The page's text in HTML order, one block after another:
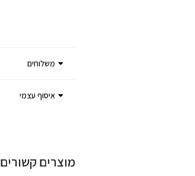
משלוחים
איסוף עצמי
מוצרים קשורים